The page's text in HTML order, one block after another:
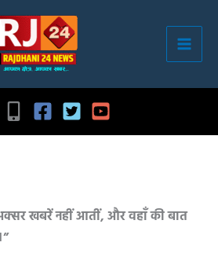
खबरें नहीं आतीं, और वहाँ की बात